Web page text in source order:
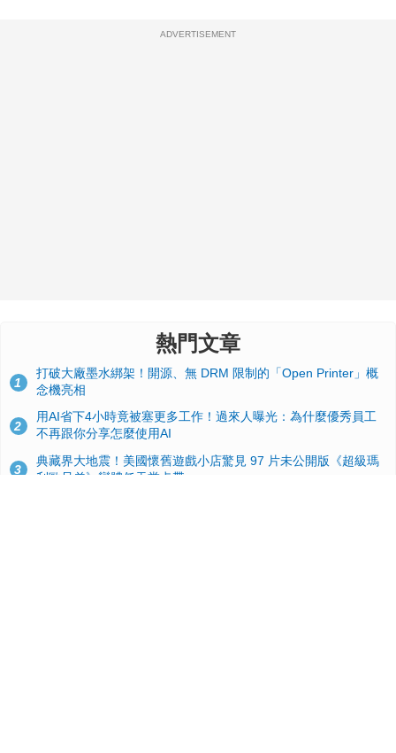
ADVERTISEMENT
熱門文章
1
打破大廠墨水綁架！開源、無 DRM 限制的「Open Printer」概
念機亮相
2
用AI省下4小時竟被塞更多工作！過來人曝光：為什麼優秀員工
不再跟你分享怎麼使用AI
3
典藏界大地震！美國懷舊遊戲小店驚見 97 片未公開版《超級瑪
利歐兄弟》變體任天堂卡帶